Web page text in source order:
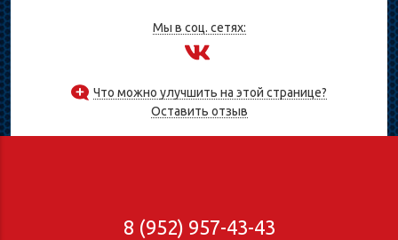
Мы в соц. сетях:
Что можно улучшить на этой странице?
Оставить отзыв
8 (952) 957-43-43